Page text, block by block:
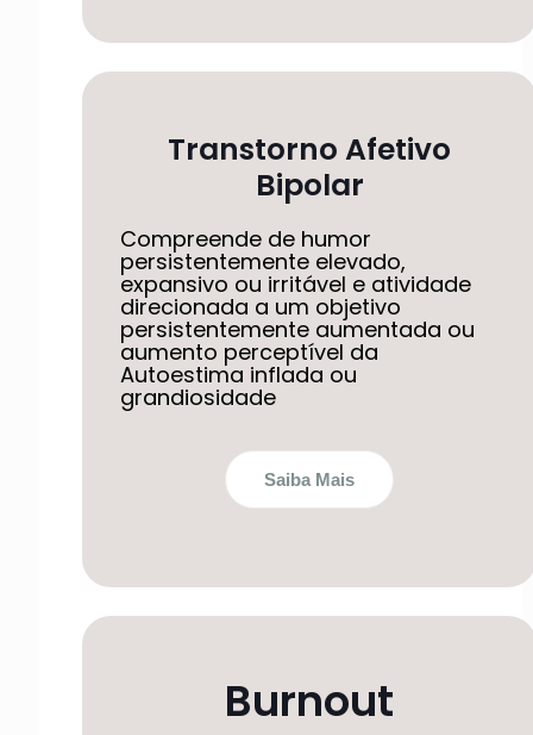
Transtorno Afetivo
Bipolar
Compreende de humor
persistentemente elevado,
expansivo ou irritável e atividade
direcionada a um objetivo
persistentemente aumentada ou
aumento perceptível da
Autoestima inflada ou
grandiosidade
Saiba Mais
Burnout